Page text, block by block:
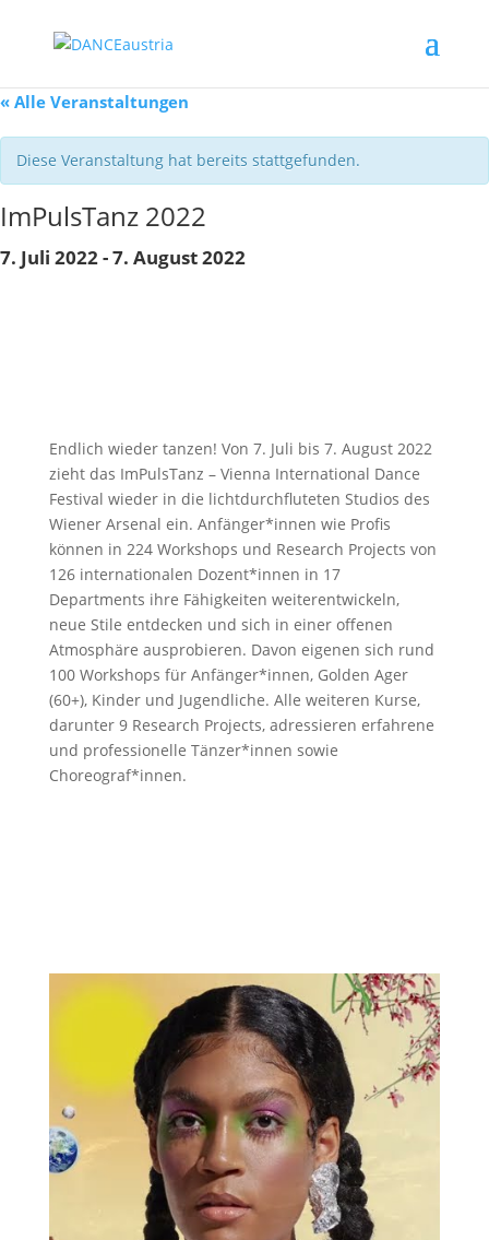
« Alle Veranstaltungen
Diese Veranstaltung hat bereits stattgefunden.
ImPulsTanz 2022
7. Juli 2022-7. August 2022
Endlich wieder tanzen! Von 7. Juli bis 7. August 2022
zieht das ImPulsTanz – Vienna International Dance
Festival wieder in die lichtdurchfluteten Studios des
Wiener Arsenal ein. Anfänger*innen wie Profis
können in 224 Workshops und Research Projects von
126 internationalen Dozent*innen in 17
Departments ihre Fähigkeiten weiterentwickeln,
neue Stile entdecken und sich in einer offenen
Atmosphäre ausprobieren. Davon eigenen sich rund
100 Workshops für Anfänger*innen, Golden Ager
(60+), Kinder und Jugendliche. Alle weiteren Kurse,
darunter 9 Research Projects, adressieren erfahrene
und professionelle Tänzer*innen sowie
Choreograf*innen.